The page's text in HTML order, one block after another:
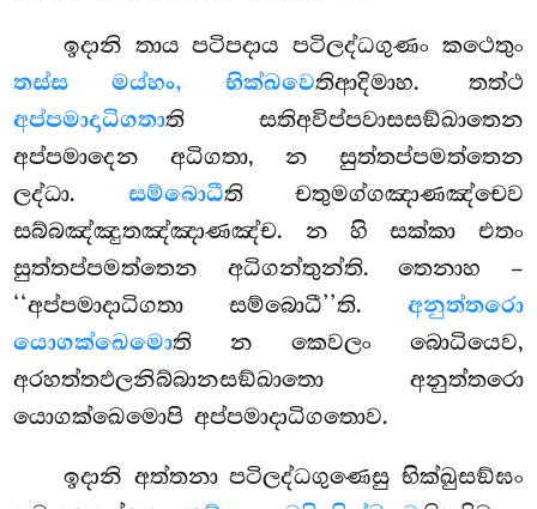
ඉදානි තාය පටිපදාය පටිලද්ධගුණං කථෙතුං
තස්ස මය්හං, භික්ඛවෙතිආදිමාහ. තත්ථ
අප්පමාදාධිගතාති සතිඅවිප්පවාසසඞ්ඛාතෙන
අප්පමාදෙන අධිගතා, න සුත්තප්පමත්තෙන
ලද්ධා. සම්බොධීති චතුමග්ගඤාණඤ්චෙව
සබ්බඤ්ඤුතඤ්ඤාණඤ්ච. න හි සක්කා එතං
සුත්තප්පමත්තෙන අධිගන්තුන්ති. තෙනාහ –
‘‘අප්පමාදාධිගතා සම්බොධී’’ති. අනුත්තරො
යොගක්ඛෙමොති න කෙවලං බොධියෙව,
අරහත්තඵලනිබ්බානසඞ්ඛාතො අනුත්තරො
යොගක්ඛෙමොපි අප්පමාදාධිගතොව.
ඉදානි අත්තනා පටිලද්ධගුණෙසු භික්ඛුසඞ්ඝං